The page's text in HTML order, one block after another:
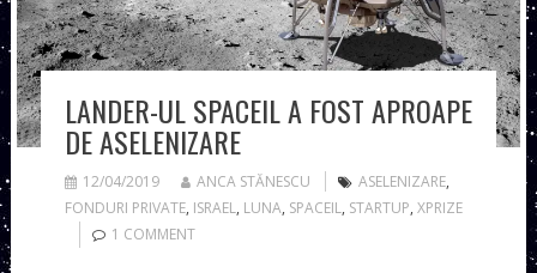
LANDER-UL SPACEIL A FOST APROAPE
DE ASELENIZARE
12/04/2019 ANCA STĂNESCU ASELENIZARE,
FONDURI PRIVATE, ISRAEL, LUNA, SPACEIL, STARTUP, XPRIZE
1 COMMENT